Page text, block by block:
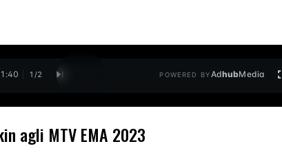
1:40 1 /2 POWERED BYAdhubMedia
agli MTV EMA 2023